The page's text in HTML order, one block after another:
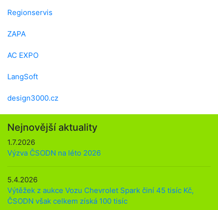
Regionservis
ZAPA
AC EXPO
LangSoft
design3000.cz
Nejnovější aktuality
1.7.2026
Výzva ČSODN na léto 2026
5.4.2026
Výtěžek z aukce Vozu Chevrolet Spark činí 45 tisíc Kč,
ČSODN však celkem získá 100 tisíc